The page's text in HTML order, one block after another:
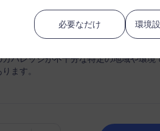
ベートされない期限切れのパッケージ
パッケージのデータ使用量がなくなる
バレッジが不十分な特定の地域や環
ます。
必要なだけ 環境